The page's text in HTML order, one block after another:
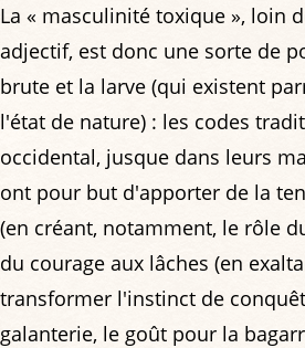
La « masculinité toxique », loin
adjectif, est donc une sorte de
brute et la larve (qui existent
l'état de nature) : les codes
occidental, jusque dans leurs
ont pour but d'apporter de la
(en créant, notamment, le rôle
du courage aux lâches (en
transformer l'instinct de
galanterie, le goût pour la